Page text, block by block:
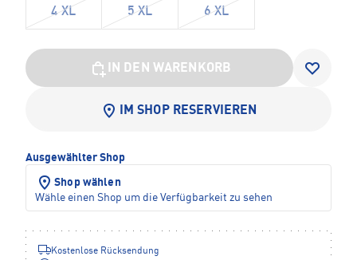
4 XL 5 XL 6 XL
IN DEN WARENKORB
IM SHOP RESERVIEREN
Ausgewählter Shop
Shop wählen
Wähle einen Shop um die Verfügbarkeit zu sehen
Kostenlose Rücksendung